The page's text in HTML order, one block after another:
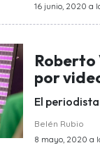
16 junio, 2020 a
Roberto
por
El
Belén Rubio
8 mayo, 2020 a